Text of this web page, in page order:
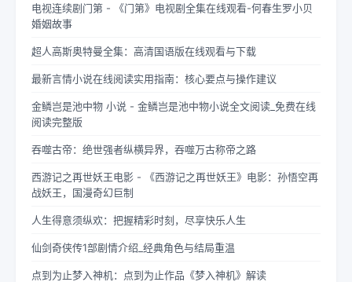
电视连续剧门第 - 《门第》电视剧全集在线观看-何春生罗小贝
婚姻故事
超人高斯奥特曼全集：高清国语版在线观看与下载
最新言情小说在线阅读实用指南：核心要点与操作建议
金鳞岂是池中物 小说 - 金鳞岂是池中物小说全文阅读_免费在线
阅读完整版
吞噬古帝：绝世强者纵横异界，吞噬万古称帝之路
西游记之再世妖王电影 - 《西游记之再世妖王》电影：孙悟空再
战妖王，国漫奇幻巨制
人生得意须纵欢：把握精彩时刻，尽享快乐人生
仙剑奇侠传1部剧情介绍_经典角色与结局重温
点到为止梦入神机：点到为止作品《梦入神机》解读